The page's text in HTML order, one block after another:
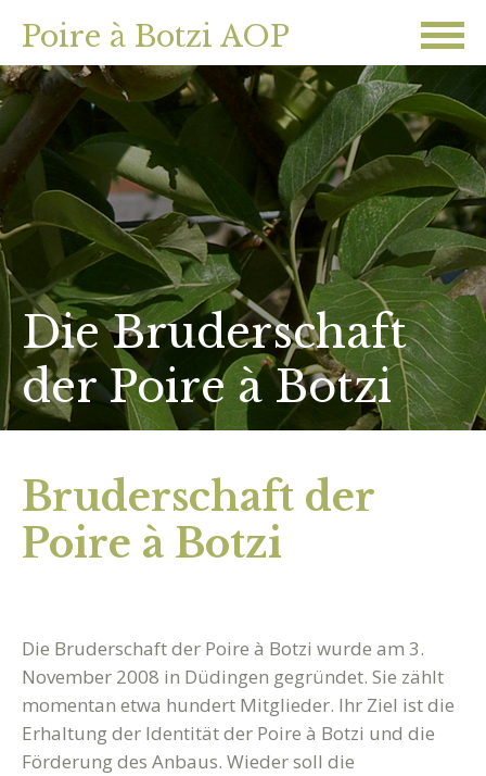
Poire à Botzi AOP
Die Bruderschaft
der Poire à Botzi
Bruderschaft der
Poire à Botzi
Die Bruderschaft der Poire à Botzi wurde am 3.
November 2008 in Düdingen gegründet. Sie zählt
momentan etwa hundert Mitglieder. Ihr Ziel ist die
Erhaltung der Identität der Poire à Botzi und die
Förderung des Anbaus. Wieder soll die